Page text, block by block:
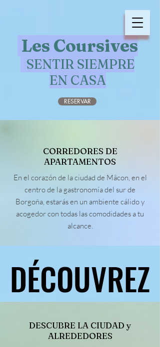
Les Coursives
SENTIR SIEMPRE
EN CASA
RESERVAR
CORREDORES DE
APARTAMENTOS
En el corazón de la ciudad de Mâcon, en el
centro de la gastronomía del sur de
Borgoña, estarás en un ambiente cálido y
acogedor con todas las comodidades a tu
alcance.
DÉCOUVREZ
DÉCOUVREZ
DESCUBRE LA CIUDAD y
ALREDEDORES